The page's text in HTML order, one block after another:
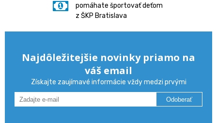
pomáhate športovať deťom
z ŠKP Bratislava
Najdôležitejšie novinky priamo na
váš email
Získajte zaujímavé informácie vždy medzi prvými
Odoberať